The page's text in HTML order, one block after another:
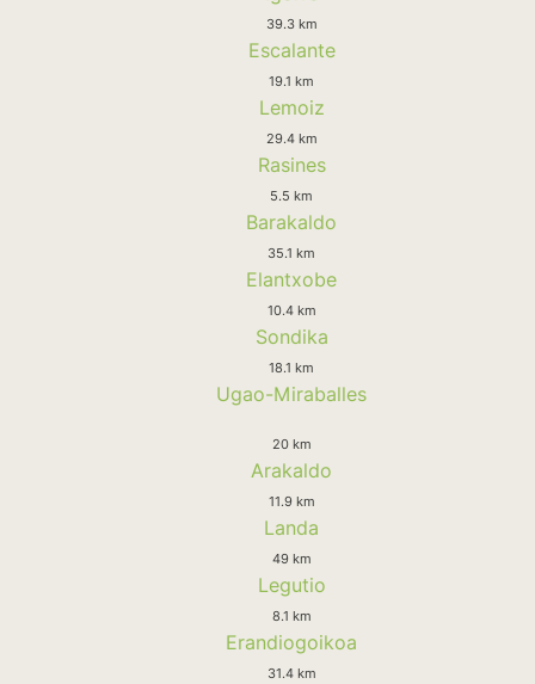
39.3 km
Escalante
19.1 km
Lemoiz
29.4 km
Rasines
5.5 km
Barakaldo
35.1 km
Elantxobe
10.4 km
Sondika
18.1 km
Ugao-Miraballes
20 km
Arakaldo
11.9 km
Landa
49 km
Legutio
8.1 km
Erandiogoikoa
31.4 km